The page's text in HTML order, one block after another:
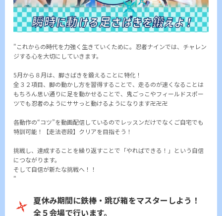
"これからの時代を力強く生きていくために。忍者ナインでは、チャレン
ジする心を大切にしていきます。
5月から８月は、脚さばきを鍛えることに特化！
全３２項目、脚の動かし方を習得することで、走るのが速くなることは
もちろん思い通りに足を動かせることで、鬼ごっこやフィールドスポー
ツでも忍者のようにササっと動けるようになります卍卍卍
各動作の“コツ”を動画配信しているのでレッスンだけでなくご自宅でも
特訓可能！【走法壱段】クリアを目指そう！
挑戦し、達成することを繰り返すことで「やればできる！」という自信
につながります。
そして自信が新たな挑戦へ！！
"
夏休み期間に鉄棒・跳び箱をマスターしよう！
全５会場で行います。